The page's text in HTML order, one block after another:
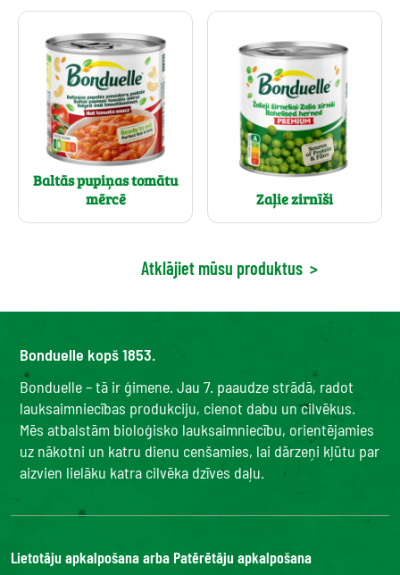
Baltās pupiņas tomātu
mērcē
Zaļie zirnīši
Atklājiet mūsu produktus >
Bonduelle kopš 1853.
Bonduelle – tā ir ģimene. Jau 7. paaudze strādā, radot
lauksaimniecības produkciju, cienot dabu un cilvēkus.
Mēs atbalstām bioloģisko lauksaimniecību, orientējamies
uz nākotni un katru dienu cenšamies, lai dārzeņi kļūtu par
aizvien lielāku katra cilvēka dzīves daļu.
Lietotāju apkalpošana arba Patērētāju apkalpošana